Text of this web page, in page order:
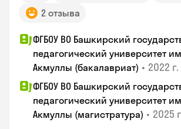
2 отзыва
ФГБОУ ВО Башкирский
педагогический университет
Акмуллы (бакалавриат) • 2022 г.
ФГБОУ ВО Башкирский
педагогический университет
Акмуллы (магистратура) • 2025